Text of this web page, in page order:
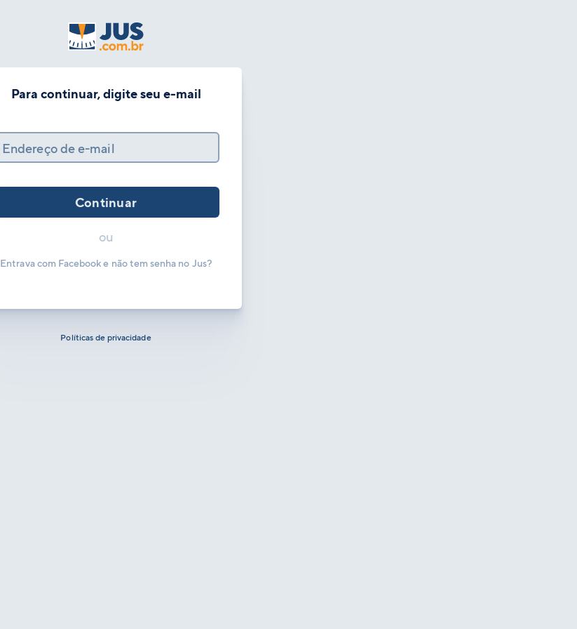
Para continuar, digite seu e-mail
Endereço de e-mail
Continuar
ou
Entrava com Facebook e não tem senha no Jus?
Políticas de privacidade